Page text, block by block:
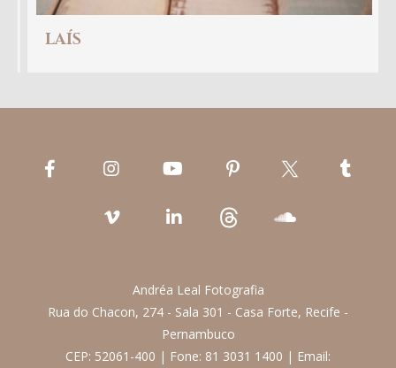
LAÍS
Andréa Leal Fotografia
Rua do Chacon, 274 - Sala 301 - Casa Forte, Recife -
Pernambuco
CEP: 52061-400 | Fone: 81 3031 1400 | Email: